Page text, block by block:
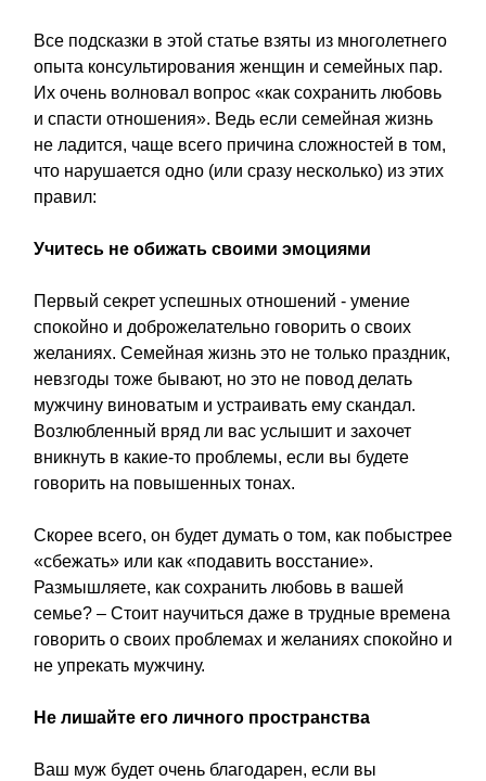
Все подсказки в этой статье взяты из многолетнего
опыта консультирования женщин и семейных пар.
Их очень волновал вопрос «как сохранить любовь
и спасти отношения». Ведь если семейная жизнь
не ладится, чаще всего причина сложностей в том,
что нарушается одно (или сразу несколько) из этих
правил:
Учитесь не обижать своими эмоциями
Первый секрет успешных отношений - умение
спокойно и доброжелательно говорить о своих
желаниях. Семейная жизнь это не только праздник,
невзгоды тоже бывают, но это не повод делать
мужчину виноватым и устраивать ему скандал.
Возлюбленный вряд ли вас услышит и захочет
вникнуть в какие-то проблемы, если вы будете
говорить на повышенных тонах.
Скорее всего, он будет думать о том, как побыстрее
«сбежать» или как «подавить восстание».
Размышляете, как сохранить любовь в вашей
семье? – Стоит научиться даже в трудные времена
говорить о своих проблемах и желаниях спокойно и
не упрекать мужчину.
Не лишайте его личного пространства
Ваш муж будет очень благодарен, если вы